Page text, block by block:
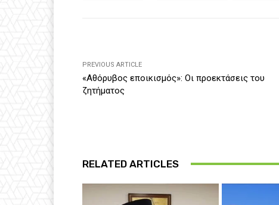
PREVIOUS ARTICLE
«Αθόρυβος εποικισμός»: Οι προεκτάσεις του
ζητήματος
RELATED ARTICLES